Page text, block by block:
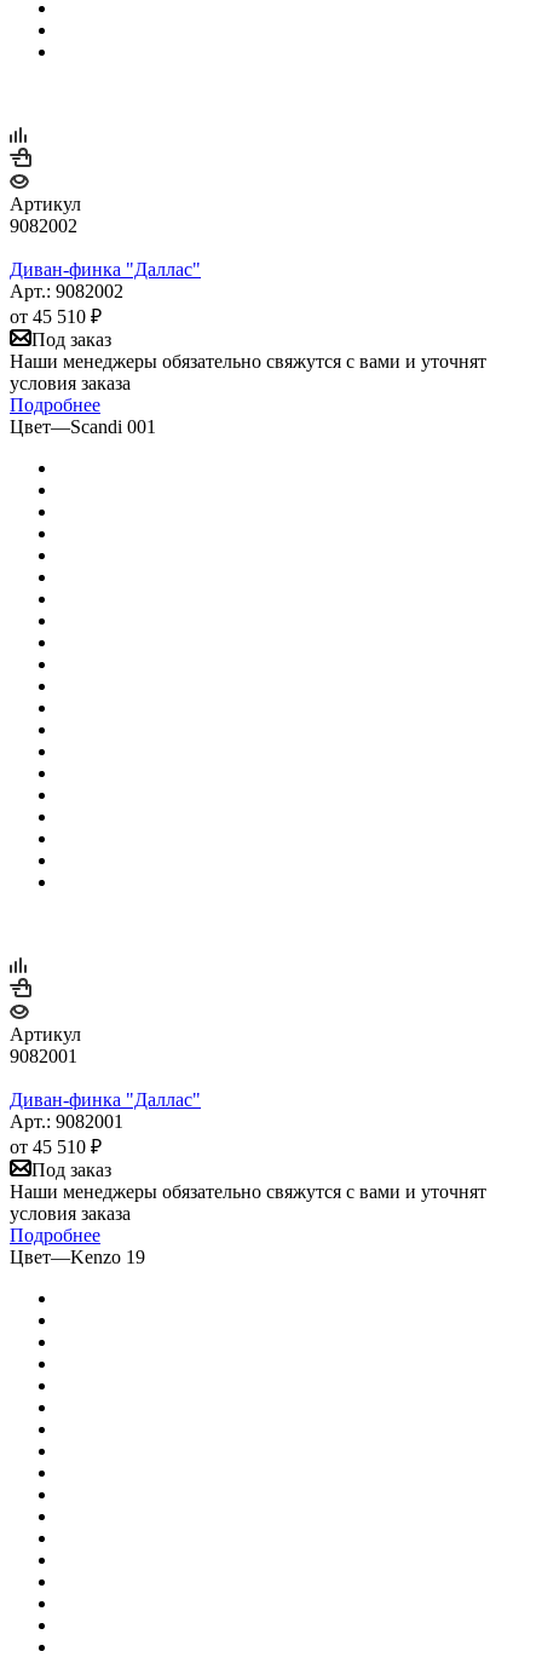
Артикул
9082002
Диван-финка "Даллас"
Арт.: 9082002
от 45 510 ₽
Под заказ
Наши менеджеры обязательно свяжутся с вами и уточнят
условия заказа
Подробнее
Цвет—Scandi 001
Артикул
9082001
Диван-финка "Даллас"
Арт.: 9082001
от 45 510 ₽
Под заказ
Наши менеджеры обязательно свяжутся с вами и уточнят
условия заказа
Подробнее
Цвет—Kenzo 19